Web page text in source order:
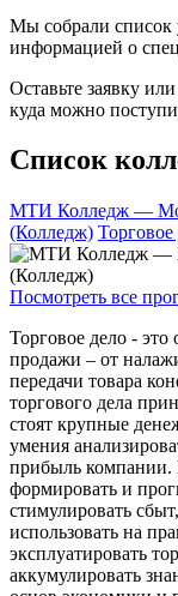
Мы собрали список
информацией о
Оставьте заявку
куда можно
Список
МТИ Колледж —
(Колледж) Торговое
Посмотреть все
Торговое дело - это
продажи – от
передачи товара
торгового дела
стоят крупные
умения
прибыль компании.
формировать и
стимулировать
использовать на
эксплуатировать
аккумулировать